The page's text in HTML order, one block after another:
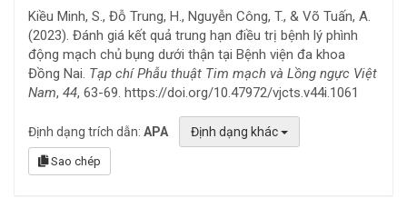
Kiều Minh, S., Đỗ Trung, H., Nguyễn Công, T., & Võ Tuấn, A.
(2023). Đánh giá kết quả trung hạn điều trị bệnh lý phình
động mạch chủ bụng dưới thận tại Bệnh viện đa khoa
Đồng Nai. Tạp chí Phẫu thuật Tim mạch và Lồng ngực Việt
Nam, 44, 63-69. https://doi.org/10.47972/vjcts.v44i.1061
Định dạng trích dẫn: APA Định dạng khác
Sao chép